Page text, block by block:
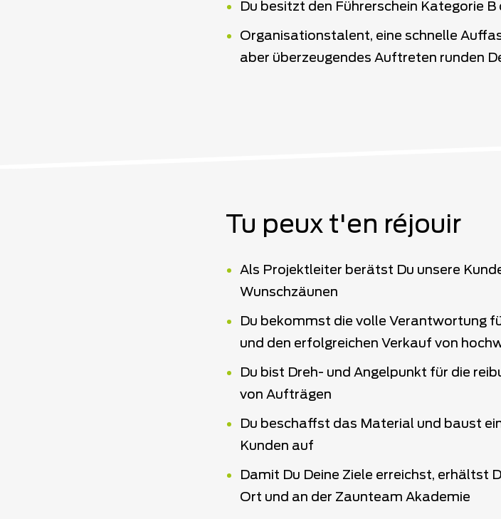
Du besitzt den Führerschein Kategorie B
Organisationstalent, eine schnelle
aber überzeugendes Auftreten runden
Tu peux t'en réjouir
Als Projektleiter berätst Du unsere
Wunschzäunen
Du bekommst die volle Verantwortung
und den erfolgreichen Verkauf von
Du bist Dreh- und Angelpunkt für die
von Aufträgen
Du beschaffst das Material und baust
Kunden auf
Damit Du Deine Ziele erreichst, erhältst
Ort und an der Zaunteam Akademie